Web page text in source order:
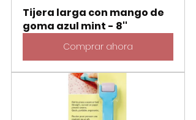
Tijera larga con mango de
goma azul mint - 8''
Comprar ahora